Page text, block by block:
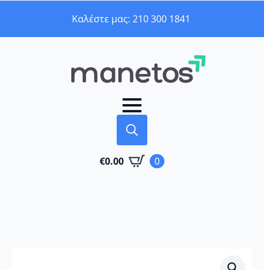
Καλέστε μας: 210 300 1841
for:
€0.00 0